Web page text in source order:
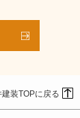
装TOPに戻る